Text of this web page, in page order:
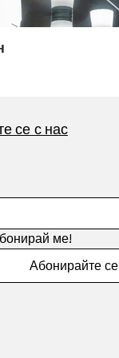
се с нас
ме!
Абонирайте се